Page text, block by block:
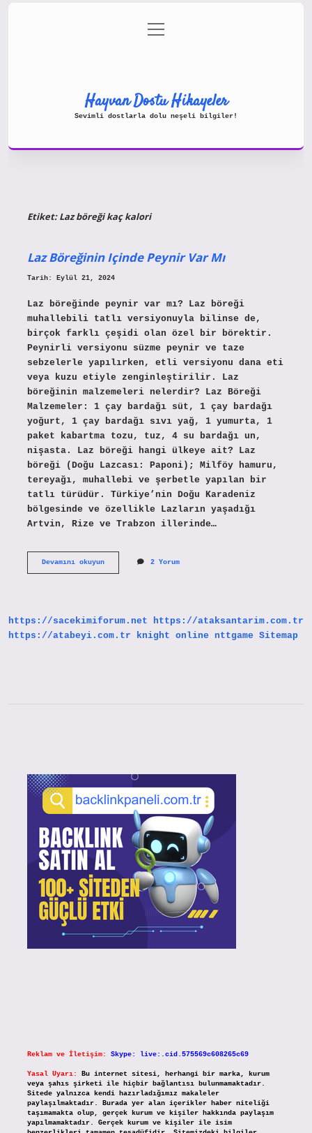
Gizlilik Politikası
menüyü
aç
Hayvan Dostu Hikayeler
Sevimli dostlarla dolu neşeli bilgiler!
Etiket:Laz böreği kaç kalori
Laz Böreğinin Içinde Peynir Var Mı
Tarih: Eylül 21, 2024
Laz böreğinde peynir var mı? Laz böreği
muhallebili tatlı versiyonuyla bilinse de,
birçok farklı çeşidi olan özel bir börektir.
Peynirli versiyonu süzme peynir ve taze
sebzelerle yapılırken, etli versiyonu dana eti
veya kuzu etiyle zenginleştirilir. Laz
böreğinin malzemeleri nelerdir? Laz Böreği
Malzemeler: 1 çay bardağı süt, 1 çay bardağı
yoğurt, 1 çay bardağı sıvı yağ, 1 yumurta, 1
paket kabartma tozu, tuz, 4 su bardağı un,
nişasta. Laz böreği hangi ülkeye ait? Laz
böreği (Doğu Lazcası: Paponi); Milföy hamuru,
tereyağı, muhallebi ve şerbetle yapılan bir
tatlı türüdür. Türkiye’nin Doğu Karadeniz
bölgesinde ve özellikle Lazların yaşadığı
Artvin, Rize ve Trabzon illerinde…
Devamını okuyunLaz
2 Yorum
https://sacekimiforum.net
https://ataksantarim.com.tr
https://atabeyi.com.tr
knight online nttgame Sitemap
Reklam ve İletişim: Skype: live:.cid.575569c608265c69
Yasal Uyarı:
Bu internet sitesi, herhangi bir marka, kurum
veya şahıs şirketi ile hiçbir bağlantısı bulunmamaktadır.
Sitede yalnızca kendi hazırladığımız makaleler
paylaşılmaktadır. Burada yer alan içerikler haber niteliği
taşımamakta olup, gerçek kurum ve kişiler hakkında paylaşım
yapılmamaktadır. Gerçek kurum ve kişiler ile isim